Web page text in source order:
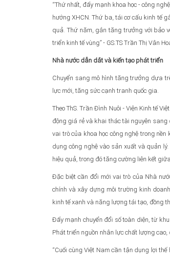
“Thứ nhất, đẩy mạnh khoa học - công
hướng XHCN. Thứ ba, tái cơ cấu kinh tế
quả. Thứ năm, gắn tăng trưởng với bảo
triển kinh tế vùng” - GS.TS Trần Thị Vân
Nhà nước dẫn dắt và kiến tạo phát triển
Chuyển sang mô hình tăng trưởng dựa
lực mới, tăng sức cạnh tranh quốc gia.
Theo ThS. Trần Đình Nuôi - Viện Kinh tế
động giá rẻ và khai thác tài nguyên
vai trò của khoa học công nghệ trong
dụng công nghệ vào sản xuất và quản
hiệu quả, trong đó tăng cường liên kết
Đặc biệt cần đổi mới vai trò của Nhà
chính và xây dựng môi trường kinh
kinh tế xanh và năng lượng tái tạo, đồng
Đẩy mạnh chuyển đổi số toàn diện, từ
Phát triển nguồn nhân lực chất lượng
“Cuối cùng Việt Nam cần tận dụng lợi